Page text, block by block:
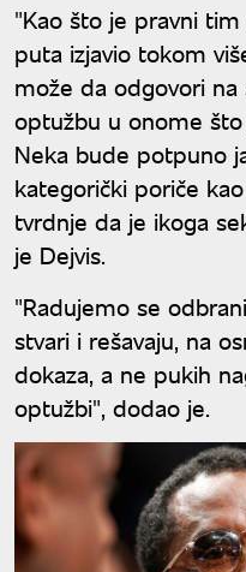
"Kao što je pravni
puta izjavio tokom
može da odgovori na
optužbu u onome
Neka bude potpuno
kategorički poriče
tvrdnje da je ikoga
je Dejvis.
"Radujemo se
stvari i rešavaju, na
dokaza, a ne pukih
optužbi", dodao je.